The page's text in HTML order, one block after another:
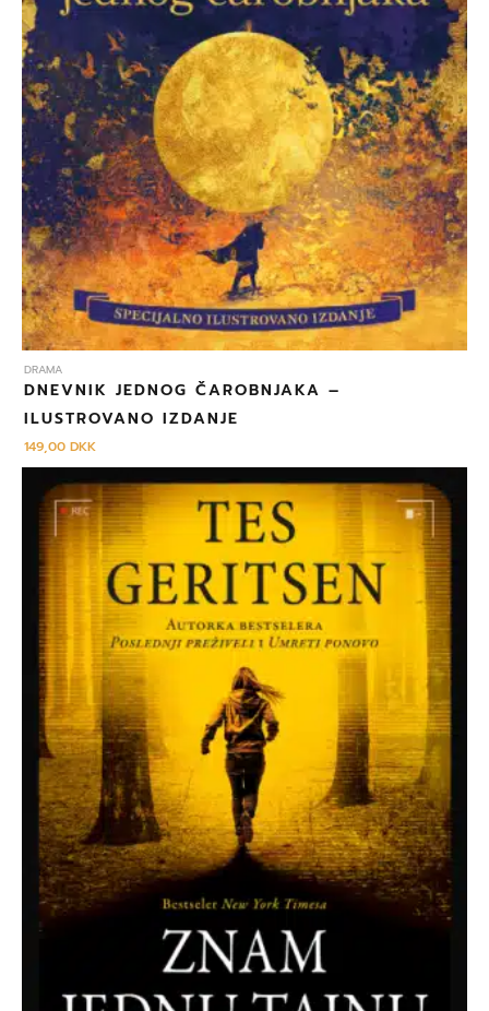
DRAMA
DNEVNIK JEDNOG ČAROBNJAKA –
ILUSTROVANO IZDANJE
149,00DKK